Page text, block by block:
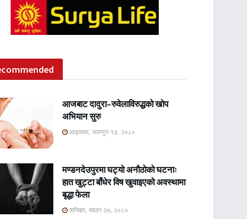
आजबाट दादुरा–रुवेलाविरुद्धको खोप
अभियान सुरु
आइतवार, फाल्गुन १३, २०८०
मण्डनदेउपुरमा घट्यो अनौठोको घटनाः
हात खुट्टा बाँधेर विष खुवाइएको अवस्थामा
बृद्धा फेला
शनिबार, साउन २७, २०८०